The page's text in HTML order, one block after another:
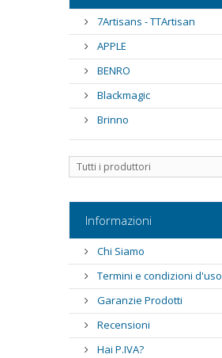
7Artisans - TTArtisan
APPLE
BENRO
Blackmagic
Brinno
Tutti i produttori
Informazioni
Chi Siamo
Termini e condizioni d'uso
Garanzie Prodotti
Recensioni
Hai P.IVA?